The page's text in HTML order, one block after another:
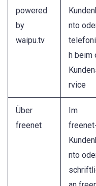
powered
by
waipu.tv
nto
h beim
rvice
Über
freenet
Im
nto